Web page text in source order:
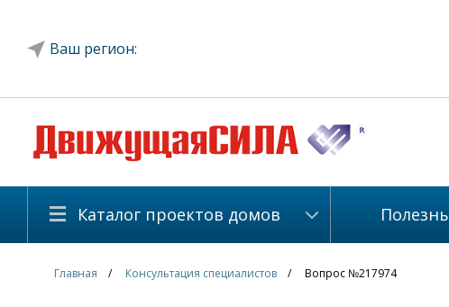
Ваш регион:
Каталог проектов домов
Главная Консультация специалистов Вопрос №217974